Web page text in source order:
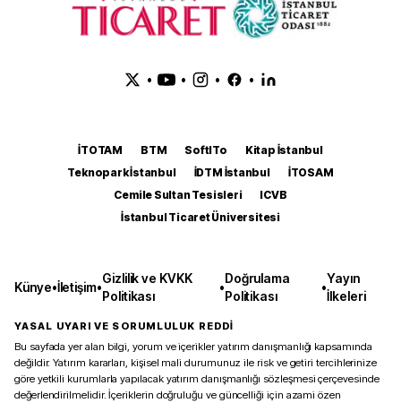
• • • •
İTOTAM BTM SoftITo
Kitap İstanbul
Teknopark İstanbul
İDTM İstanbul
İTOSAM
Cemile Sultan Tesisleri
ICVB
İstanbul Ticaret Üniversitesi
Künye•İletişim•
Gizlilik ve KVKK
Politikası
•
Doğrulama
Politikası
•
Yayın
İlkeleri
YASAL UYARI VE SORUMLULUK REDDİ
Bu sayfada yer alan bilgi, yorum ve içerikler yatırım danışmanlığı kapsamında
değildir. Yatırım kararları, kişisel mali durumunuz ile risk ve getiri tercihlerinize
göre yetkili kurumlarla yapılacak yatırım danışmanlığı sözleşmesi çerçevesinde
değerlendirilmelidir. İçeriklerin doğruluğu ve güncelliği için azami özen